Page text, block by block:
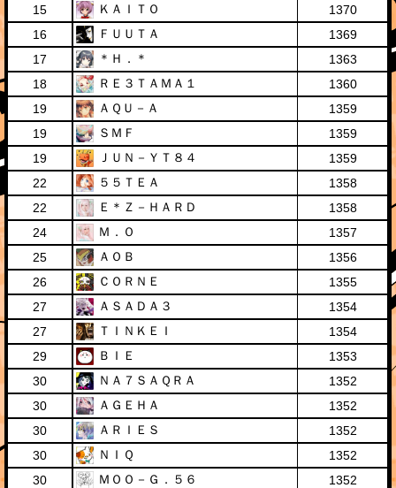
15
ＫＡＩＴＯ
1370
16
ＦＵＵＴＡ
1369
17
＊Ｈ．＊
1363
18
ＲＥ３ＴＡＭＡ１
1360
19
ＡＱＵ－Ａ
1359
19
ＳＭＦ
1359
19
ＪＵＮ－ＹＴ８４
1359
22
５５ＴＥＡ
1358
22
Ｅ＊Ｚ－ＨＡＲＤ
1358
24
Ｍ．Ｏ
1357
25
ＡＯＢ
1356
26
ＣＯＲＮＥ
1355
27
ＡＳＡＤＡ３
1354
27
ＴＩＮＫＥＩ
1354
29
ＢＩＥ
1353
30
ＮＡ７ＳＡＱＲＡ
1352
30
ＡＧＥＨＡ
1352
30
ＡＲＩＥＳ
1352
30
ＮＩＱ
1352
30
ＭＯＯ－Ｇ．５６
1352